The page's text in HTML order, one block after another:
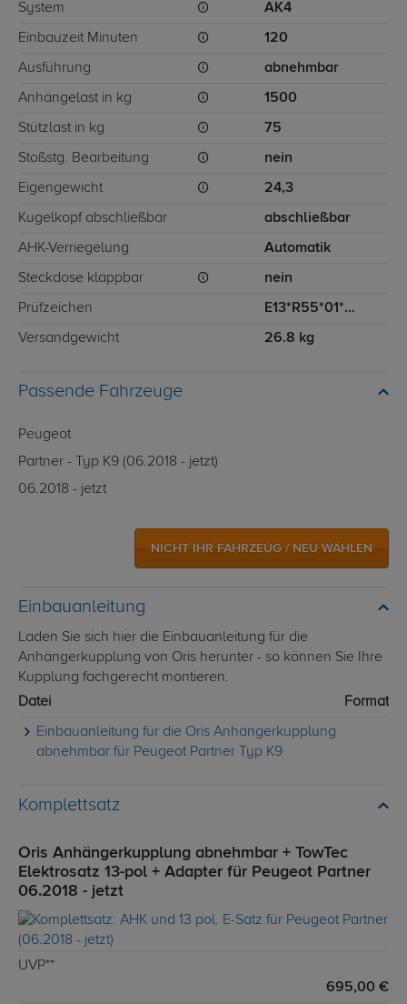
System AK4
Einbauzeit Minuten 120
Ausführung abnehmbar
Anhängelast in kg 1500
Stützlast in kg 75
Stoßstg. Bearbeitung nein
Eigengewicht 24,3
Kugelkopf abschließbar abschließbar
AHK-Verriegelung Automatik
Steckdose klappbar nein
Prüfzeichen E13*R55*01*1919
Versandgewicht 26.8 kg
Passende Fahrzeuge
Peugeot
Partner - Typ K9 (06.2018 - jetzt)
06.2018 - jetzt
NICHT IHR FAHRZEUG / NEU WÄHLEN
Einbauanleitung
Laden Sie sich hier die Einbauanleitung für die
Anhängerkupplung von Oris herunter - so können Sie Ihre
Kupplung fachgerecht montieren.
Datei
Format
Einbauanleitung für die Oris Anhängerkupplung
abnehmbar für Peugeot Partner Typ K9
Komplettsatz
Oris Anhängerkupplung abnehmbar + TowTec
Elektrosatz 13-pol + Adapter für Peugeot Partner
06.2018 - jetzt
UVP**
695,00 €